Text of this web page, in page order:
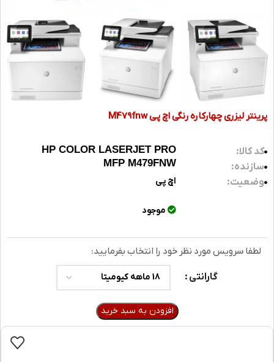
پرینتر لیزری چهارکاره رنگی اچ پی M479fnw
کد کالا:
سازنده:
وضعیت:
HP COLOR LASERJET PRO
MFP M479FNW
اچ پی
موجود
لطفا سرویس مورد نظر خود را انتخاب بفرمایید:
گارانتی
افزودن به سبد خرید